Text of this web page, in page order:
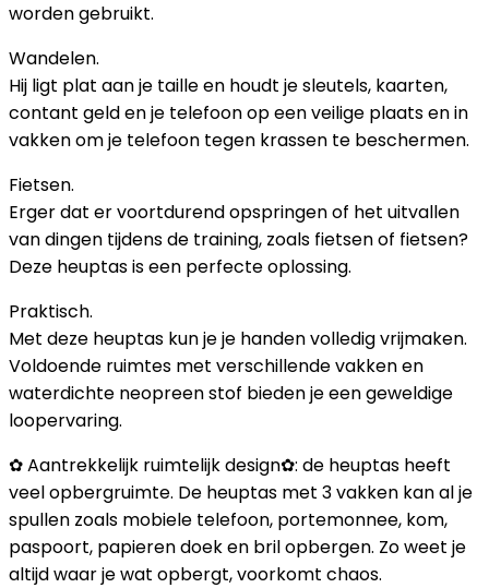
worden gebruikt.
Wandelen.
Hij ligt plat aan je taille en houdt je sleutels, kaarten,
contant geld en je telefoon op een veilige plaats en in
vakken om je telefoon tegen krassen te beschermen.
Fietsen.
Erger dat er voortdurend opspringen of het uitvallen
van dingen tijdens de training, zoals fietsen of fietsen?
Deze heuptas is een perfecte oplossing.
Praktisch.
Met deze heuptas kun je je handen volledig vrijmaken.
Voldoende ruimtes met verschillende vakken en
waterdichte neopreen stof bieden je een geweldige
loopervaring.
✿ Aantrekkelijk ruimtelijk design✿: de heuptas heeft
veel opbergruimte. De heuptas met 3 vakken kan al je
spullen zoals mobiele telefoon, portemonnee, kom,
paspoort, papieren doek en bril opbergen. Zo weet je
altijd waar je wat opbergt, voorkomt chaos.